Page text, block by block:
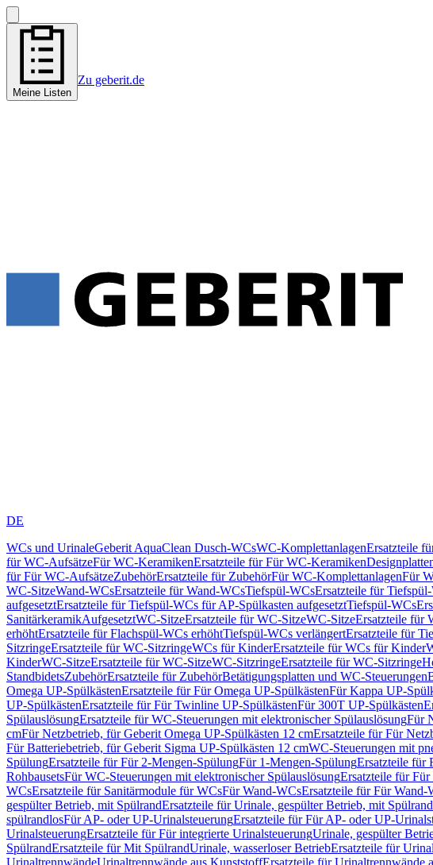
Meine Listen
Zu geberit.de
DE
WCs und UrinaleGeberit AquaClean Dusch-WCsWC-KomplettanlagenErsatzteile
für WC-AufsätzeFür WC-KeramikenErsatzteile für Für WC-Keramiken
für Für WC-AufsätzeZubehörErsatzteile für ZubehörFür WC-KomplettanlagenFür
WC-SitzeWand-WCsErsatzteile für Wand-WCsTiefspül-WCsErsatzteile für
aufgesetztErsatzteile für Tiefspül-WCs für AP-Spülkasten aufgesetztTiefspül-WCs
SanitärkeramikAufgesetztWC-SitzeErsatzteile für WC-SitzeWC-SitzeErsatzteile für
erhöhtErsatzteile für Flachspül-WCs erhöhtTiefspül-WCs verlängertErsatzteile für
SitzringeErsatzteile für WC-SitzringeWCs für KinderErsatzteile für WCs für Kinder
KinderWC-SitzeErsatzteile für WC-SitzeWC-SitzringeErsatzteile für WC-Sitzringe
StandbidetsZubehörErsatzteile für ZubehörBetätigungsplatten und WC-Steuerungen
Omega UP-SpülkästenErsatzteile für Für Omega UP-SpülkästenFür Kappa UP-
UP-SpülkästenErsatzteile für Für Twinline UP-SpülkästenFür 300T UP-Spülkästen
SpülauslösungErsatzteile für WC-Steuerungen mit elektronischer SpülauslösungFür
cmFür Netzbetrieb, für Geberit Omega UP-Spülkästen 12 cmErsatzteile für Für
Für Batteriebetrieb, für Geberit Sigma UP-Spülkästen 12 cmWC-Steuerungen mit
SpülungErsatzteile für Für 2-Mengen-SpülungFür 1-Mengen-SpülungErsatzteile für
RohbausetsFür WC-Steuerungen mit elektronischer SpülauslösungErsatzteile für
WCsErsatzteile für Sanitärmodule für WCsFür Wand-WCsErsatzteile für Für Wand-
gespülter Betrieb, mit SpülrandErsatzteile für Urinale, gespülter Betrieb, mit Spülrand
spülrandlosFür AP- oder UP-UrinalsteuerungErsatzteile für Für AP- oder UP-
UrinalsteuerungErsatzteile für Für integrierte UrinalsteuerungUrinale, gespülter
SpülrandErsatzteile für Mit SpülrandUrinale, wasserloser BetriebErsatzteile für
UrinaltrennwändeUrinaltrennwände aus KunststoffErsatzteile für Urinaltrennwände